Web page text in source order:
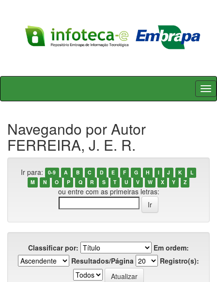
Skip
Navegando por Autor
FERREIRA, J. E. R.
Ir para: 0-9 A B C D E F G H I J K
L
M
N O P Q R S T U V W X Y Z
ou entre com as primeiras letras:
Classificar por:
Em ordem:
Resultados/Página
Registro(s):